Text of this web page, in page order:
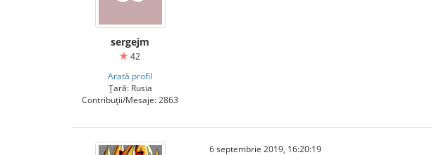
sergejm
42
Arată profil
Țară: Rusia
Contribuții/Mesaje: 2863
6 septembrie 2019, 16:20:19